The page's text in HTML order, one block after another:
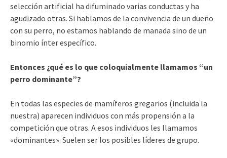
selección artificial ha difuminado varias conductas y ha
agudizado otras. Si hablamos de la convivencia de un dueño
con su perro, no estamos hablando de manada sino de un
binomio ínter específico.
Entonces ¿qué es lo que coloquialmente llamamos “un
perro dominante”?
En todas las especies de mamíferos gregarios (incluida la
nuestra) aparecen individuos con más propensión a la
competición que otras. A esos individuos les llamamos
«dominantes». Suelen ser los posibles líderes de grupo.